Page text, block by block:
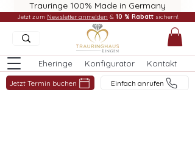
Trauringe 100% Made in Germany
Eheringe Konfigurator Kontakt
Jetzt Termin buchen Einfach anrufen
Jetzt zum Newsletter anmelden & 10 % Rabatt sichern!